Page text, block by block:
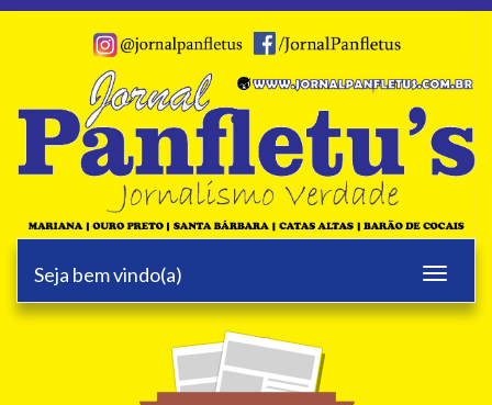
Toggle
Seja bem vindo(a)